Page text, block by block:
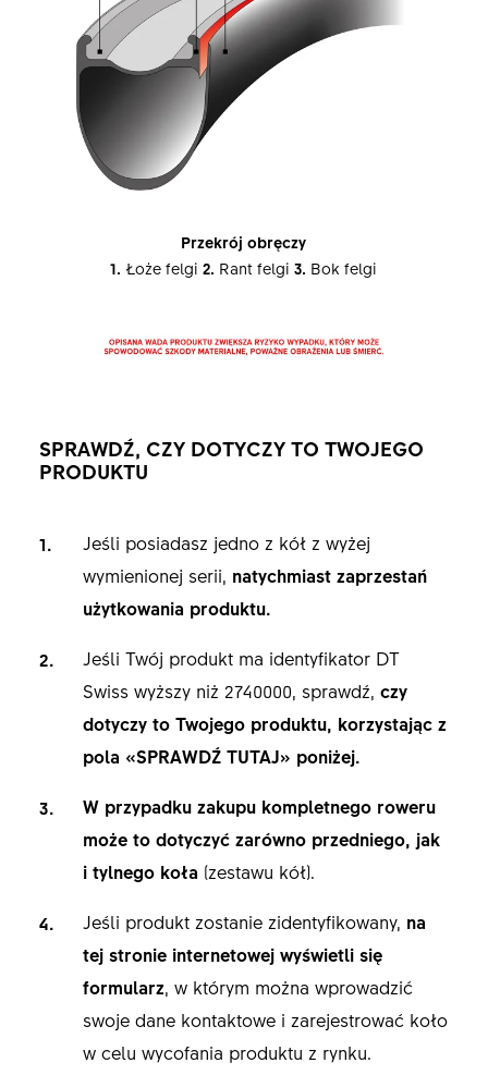
Przekrój obręczy
1. Łoże felgi2. Rant felgi3. Bok felgi
SPRAWDŹ, CZY DOTYCZY TO TWOJEGO
PRODUKTU
Jeśli posiadasz jedno z kół z wyżej
wymienionej serii, natychmiast zaprzestań
użytkowania produktu.
Jeśli Twój produkt ma identyfikator DT
Swiss wyższy niż 2740000, sprawdź, czy
dotyczy to Twojego produktu, korzystając z
pola «SPRAWDŹ TUTAJ» poniżej.
W przypadku zakupu kompletnego roweru
może to dotyczyć zarówno przedniego, jak
i tylnego koła (zestawu kół).
Jeśli produkt zostanie zidentyfikowany, na
tej stronie internetowej wyświetli się
formularz, w którym można wprowadzić
swoje dane kontaktowe i zarejestrować koło
w celu wycofania produktu z rynku.